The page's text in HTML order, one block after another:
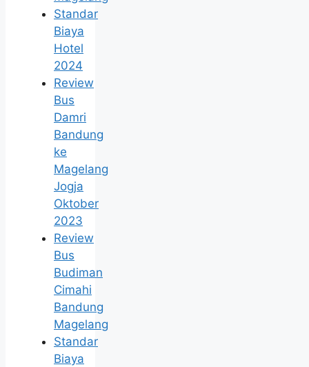
Standar
Biaya
Hotel
2024
Review
Bus
Damri
Bandung
ke
Magelang
Jogja
Oktober
2023
Review
Bus
Budiman
Cimahi
Bandung
Magelang
Standar
Biaya